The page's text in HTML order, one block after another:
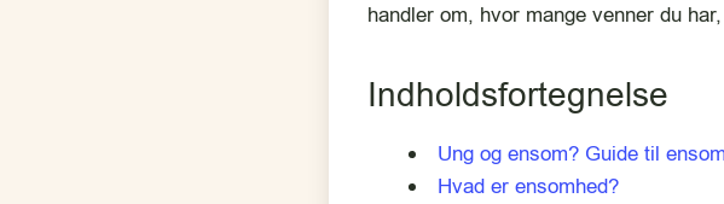
handler om, hvor mange venner du
Indholdsfortegnelse
Ung og ensom? Guide til
Hvad er ensomhed?